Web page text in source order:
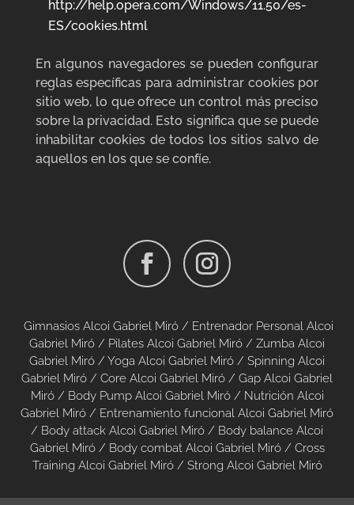
http://help.opera.com/Windows/11.50/es-
ES/cookies.html
En algunos navegadores se pueden configurar
reglas específicas para administrar cookies por
sitio web, lo que ofrece un control más preciso
sobre la privacidad. Esto significa que se puede
inhabilitar cookies de todos los sitios salvo de
aquellos en los que se confíe.
Gimnasios Alcoi Gabriel Miró / Entrenador Personal Alcoi
Gabriel Miró / Pilates Alcoi Gabriel Miró / Zumba Alcoi
Gabriel Miró / Yoga Alcoi Gabriel Miró / Spinning Alcoi
Gabriel Miró / Core Alcoi Gabriel Miró / Gap Alcoi Gabriel
Miró/ Body Pump Alcoi Gabriel Miró/ Nutrición Alcoi
Gabriel Miró / Entrenamiento funcional Alcoi Gabriel Miró
/ Body attack Alcoi Gabriel Miró / Body balance Alcoi
Gabriel Miró/ Body combat Alcoi Gabriel Miró/ Cross
Training Alcoi Gabriel Miró/ Strong Alcoi Gabriel Miró